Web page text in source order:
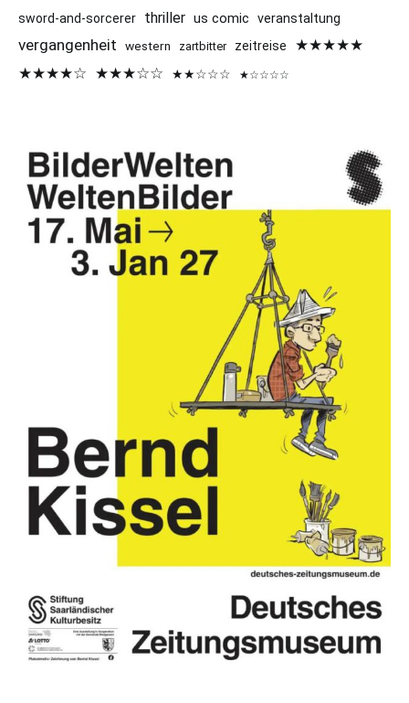
sword-and-sorcerer thriller us comic veranstaltung
vergangenheit western zartbitter zeitreise
★★★★★
★★★★☆ ★★★☆☆ ★★☆☆☆ ★☆☆☆☆